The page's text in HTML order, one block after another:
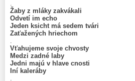
Žaby z mláky zakvákali
Odvetí im echo
Jeden ksicht má sedem tvári
Zaťažených hriechom
Vťahujeme svoje chvosty
Medzi zadné laby
Jedni majú v hlave cnosti
Iní kaleráby